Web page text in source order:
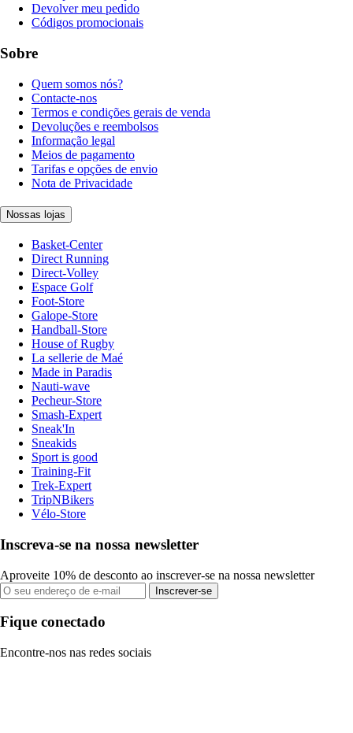
Devolver meu pedido
Códigos promocionais
Sobre
Quem somos nós?
Contacte-nos
Termos e condições gerais de venda
Devoluções e reembolsos
Informação legal
Meios de pagamento
Tarifas e opções de envio
Nota de Privacidade
Nossas lojas
Basket-Center
Direct Running
Direct-Volley
Espace Golf
Foot-Store
Galope-Store
Handball-Store
House of Rugby
La sellerie de Maé
Made in Paradis
Nauti-wave
Pecheur-Store
Smash-Expert
Sneak'In
Sneakids
Sport is good
Training-Fit
Trek-Expert
TripNBikers
Vélo-Store
Inscreva-se na nossa newsletter
Aproveite 10% de desconto ao inscrever-se na nossa newsletter
Inscrever-se
Fique conectado
Encontre-nos nas redes sociais